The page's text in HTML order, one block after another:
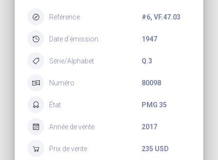
Référence #6, VF.47.03
Date d'émission 1947
Série/Alphabet Q.3
Numéro 80098
État PMG 35
Année de vente 2017
Prix de vente 235 USD